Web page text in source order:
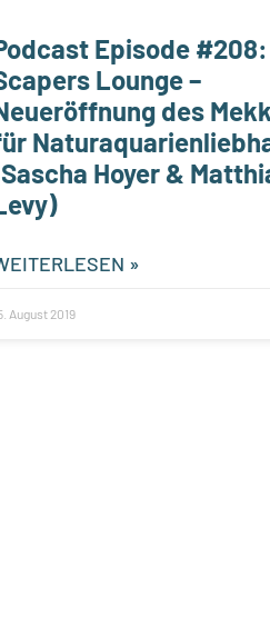
Episode
Lounge –
des
Hoyer &
»
August 2019